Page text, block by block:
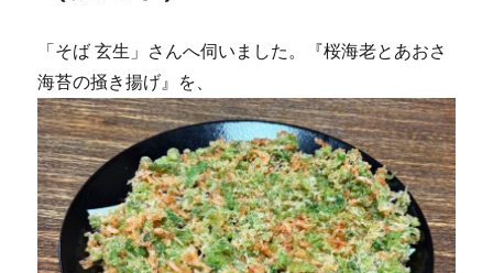
「そば 玄生」さんへ伺いました。『桜海老とあおさ
海苔の掻き揚げ』を、